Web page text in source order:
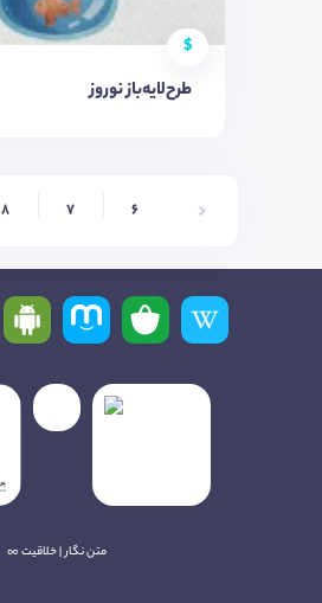
$
طرح‌لایه‌باز نوروز
6
7
8
متن نگار | خلاقیت ∞